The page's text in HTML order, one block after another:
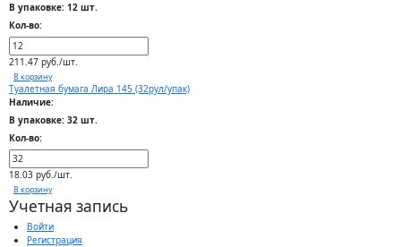
В упаковке: 12 шт.
Кол-во:
211.47 руб./шт.
В корзину
Туалетная бумага Лира 145 (32рул/упак)
Наличие:
В упаковке: 32 шт.
Кол-во:
18.03 руб./шт.
В корзину
Учетная запись
Войти
Регистрация